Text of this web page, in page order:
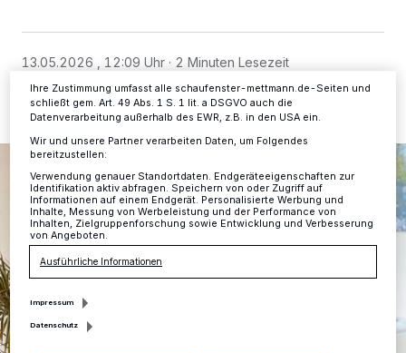
13.05.2026 , 12:09 Uhr 2 Minuten Lesezeit
Einstellungen oder Ablehnen am unteren Rand der Webseite klicken.
Informationen finden Sie in unserer Datenschutzerklärung.
Ihre Zustimmung umfasst alle schaufenster-mettmann.de-Seiten und
schließt gem. Art. 49 Abs. 1 S. 1 lit. a DSGVO auch die
Datenverarbeitung außerhalb des EWR, z.B. in den USA ein.
Wir und unsere Partner verarbeiten Daten, um Folgendes
bereitzustellen:
Verwendung genauer Standortdaten. Endgeräteeigenschaften zur
Identifikation aktiv abfragen. Speichern von oder Zugriff auf
Informationen auf einem Endgerät. Personalisierte Werbung und
Inhalte, Messung von Werbeleistung und der Performance von
Inhalten, Zielgruppenforschung sowie Entwicklung und Verbesserung
von Angeboten.
Ausführliche Informationen
Impressum
Datenschutz